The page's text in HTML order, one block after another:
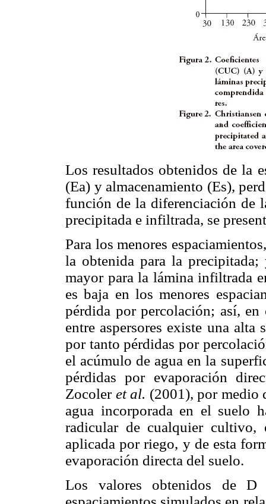
Los resultados obtenidos de la
(Ea) y almacenamiento (Es),
función de la diferenciación de
precipitada e infiltrada, se
Para los menores
la obtenida para la precipitada;
mayor para la lámina infiltrada
es baja en los menores
pérdida por percolación; así, en
entre aspersores existe una
por tanto pérdidas por
el acúmulo de agua en la
pérdidas por evaporación
Zocoler et al. (2001), por medio
agua incorporada en el suelo
radicular de cualquier
aplicada por riego, y de esta
evaporación directa del suelo.
Los valores obtenidos de D